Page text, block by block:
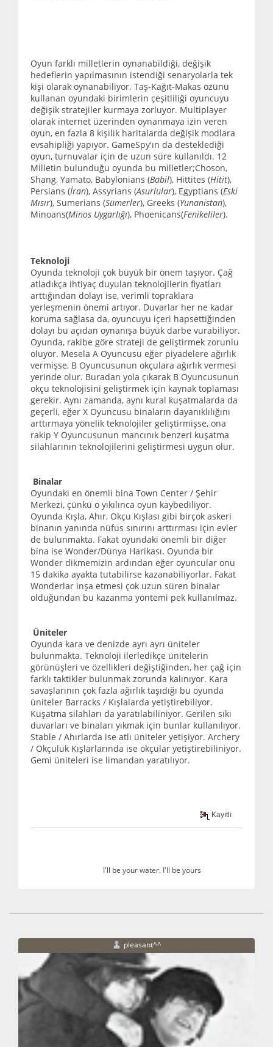
Oyun farklı milletlerin oynanabildiği, değişik
hedeflerin yapılmasının istendiği senaryolarla tek
kişi olarak oynanabiliyor. Taş-Kağıt-Makas özünü
kullanan oyundaki birimlerin çeşitliliği oyuncuyu
değişik stratejiler kurmaya zorluyor. Multiplayer
olarak internet üzerinden oynanmaya izin veren
oyun, en fazla 8 kişilik haritalarda değişik modlara
evsahipliği yapıyor. GameSpy'ın da desteklediği
oyun, turnuvalar için de uzun süre kullanıldı. 12
Milletin bulunduğu oyunda bu milletler;Choson,
Shang, Yamato, Babylonians (Babil), Hittites (Hitit),
Persians (İran), Assyrians (Asurlular), Egyptians (Eski
Mısır), Sumerians (Sümerler), Greeks (Yunanistan),
Minoans(Minos Uygarlığı), Phoenicans(Fenikeliler).
Teknoloji
Oyunda teknoloji çok büyük bir önem taşıyor. Çağ
atladıkça ihtiyaç duyulan teknolojilerin fiyatları
arttığından dolayı ise, verimli topraklara
yerleşmenin önemi artıyor. Duvarlar her ne kadar
koruma sağlasa da, oyuncuyu içeri hapsettiğinden
dolayı bu açıdan oynanışa büyük darbe vurabiliyor.
Oyunda, rakibe göre strateji de geliştirmek zorunlu
oluyor. Mesela A Oyuncusu eğer piyadelere ağırlık
vermişse, B Oyuncusunun okçulara ağırlık vermesi
yerinde olur. Buradan yola çıkarak B Oyuncusunun
okçu teknolojisini geliştirmek için kaynak toplaması
gerekir. Aynı zamanda, aynı kural kuşatmalarda da
geçerli, eğer X Oyuncusu binaların dayanıklılığını
arttırmaya yönelik teknolojiler geliştirmişse, ona
rakip Y Oyuncusunun mancınık benzeri kuşatma
silahlarının teknolojilerini geliştirmesi uygun olur.
Binalar
Oyundaki en önemli bina Town Center / Şehir
Merkezi, çünkü o yıkılınca oyun kaybediliyor.
Oyunda Kışla, Ahır, Okçu Kışlası gibi birçok askeri
binanın yanında nüfus sınırını arttırması için evler
de bulunmakta. Fakat oyundaki önemli bir diğer
bina ise Wonder/Dünya Harikası. Oyunda bir
Wonder dikmemizin ardından eğer oyuncular onu
15 dakika ayakta tutabilirse kazanabiliyorlar. Fakat
Wonderlar inşa etmesi çok uzun süren binalar
olduğundan bu kazanma yöntemi pek kullanılmaz.
Üniteler
Oyunda kara ve denizde ayrı ayrı üniteler
bulunmakta. Teknoloji ilerledikçe ünitelerin
görünüşleri ve özellikleri değiştiğinden, her çağ için
farklı taktikler bulunmak zorunda kalınıyor. Kara
savaşlarının çok fazla ağırlık taşıdığı bu oyunda
üniteler Barracks / Kışlalarda yetiştirebiliyor.
Kuşatma silahları da yaratılabiliniyor. Gerilen sıkı
duvarları ve binaları yıkmak için bunlar kullanılıyor.
Stable / Ahırlarda ise atlı üniteler yetişiyor. Archery
/ Okçuluk Kışlarlarında ise okçular yetiştirebiliniyor.
Gemi üniteleri ise limandan yaratılıyor.
Kayıtlı
I'll be your water. I'll be yours
pleasant^^